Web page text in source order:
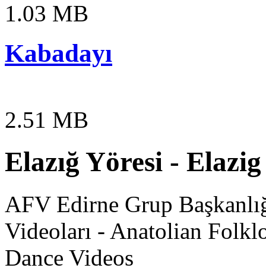
1.03 MB
Kabadayı
2.51 MB
Elazığ Yöresi -
AFV Edirne Grup
Videoları - Anatolian
Dance Videos